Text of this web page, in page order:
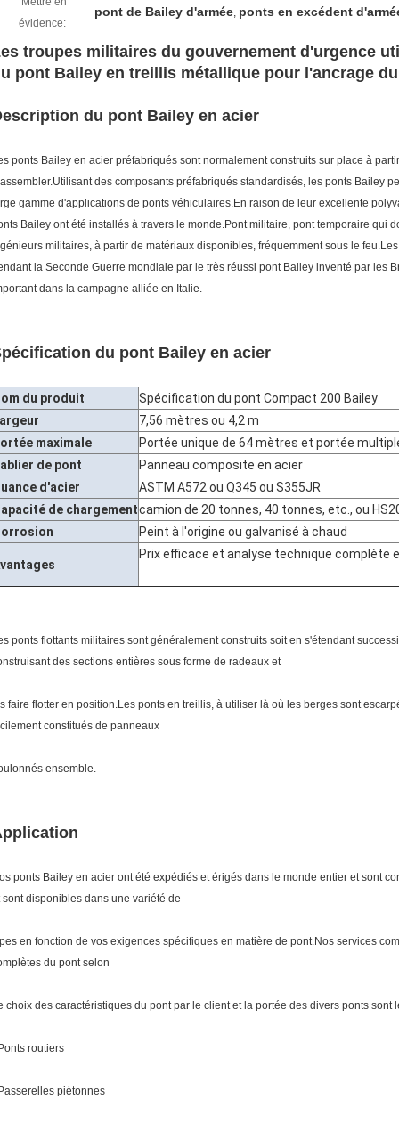
évidence:
pont de Bailey d'armée, ponts en excédent
troupes militaires du gouvernement d'urgence
pont Bailey en treillis métallique pour l'ancrage
du pont Bailey en acier
ponts Bailey en acier préfabriqués sont normalement construits sur place à
des composants préfabriqués standardisés, les ponts Bailey
gamme d'applications de ponts véhiculaires.En raison de leur excellente
Bailey ont été installés à travers le monde.Pont militaire, pont temporaire qui
militaires, à partir de matériaux disponibles, fréquemment sous le
la Seconde Guerre mondiale par le très réussi pont Bailey inventé par les
dans la campagne alliée en Italie.
du pont Bailey en acier
du produit
Spécification du pont Compact 200 Bailey
7,56 mètres ou 4,2 m
maximale
Portée unique de 64 mètres et portée
de pont
Panneau composite en acier
d'acier
ASTM A572 ou Q345 ou S355JR
de chargementcamion de 20 tonnes, 40 tonnes, etc., ou
Peint à l'origine ou galvanisé à chaud
Prix ​​​​efficace et analyse technique complète
ponts flottants militaires sont généralement construits soit en s'étendant
des sections entières sous forme de radeaux et
faire flotter en position.Les ponts en treillis, à utiliser là où les berges sont
constitués de panneaux
ensemble.
ponts Bailey en acier ont été expédiés et érigés dans le monde entier et sont
sont disponibles dans une variété de
en fonction de vos exigences spécifiques en matière de pont.Nos services
du pont selon
choix des caractéristiques du pont par le client et la portée des divers ponts sont
routiers
piétonnes